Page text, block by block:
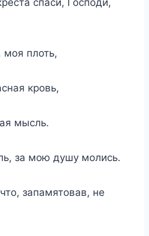
плоть,
кровь,
мысль.
за мою душу молись.
запамятовав, не